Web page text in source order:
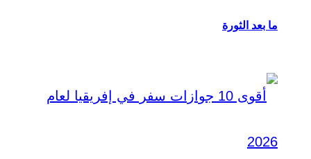
ما بعد الثورة